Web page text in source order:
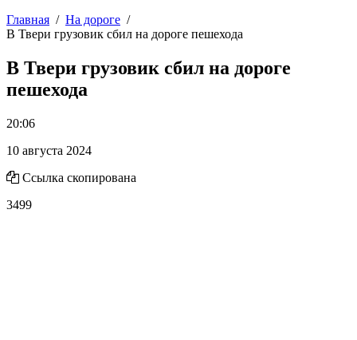
Главная
На дороге
В Твери грузовик сбил на дороге пешехода
В Твери грузовик сбил на дороге
пешехода
20:06
10 августа 2024
Ссылка скопирована
3499